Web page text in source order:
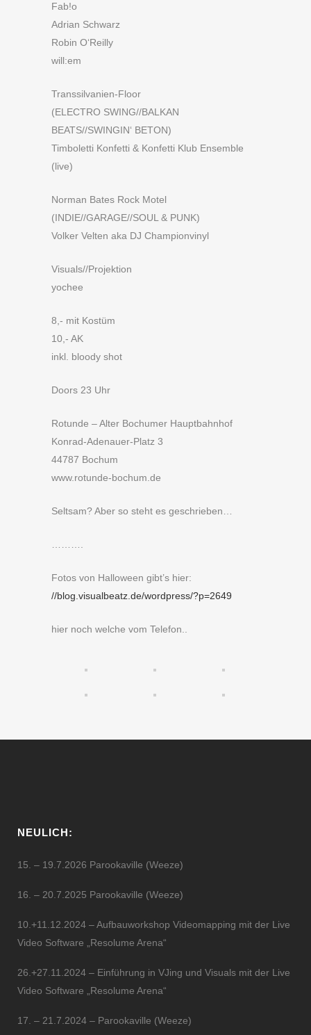
Fab!o
Adrian Schwarz
Robin O‘Reilly
will:em
Transsilvanien-Floor
(ELECTRO SWING//BALKAN
BEATS//SWINGIN‘ BETON)
Timboletti Konfetti & Konfetti Klub Ensemble
(live)
Norman Bates Rock Motel
(INDIE//GARAGE//SOUL & PUNK)
Volker Velten aka DJ Championvinyl
Visuals//Projektion
yochee
8,- mit Kostüm
10,- AK
inkl. bloody shot
Doors 23 Uhr
Rotunde – Alter Bochumer Hauptbahnhof
Konrad-Adenauer-Platz 3
44787 Bochum
www.rotunde-bochum.de
Seltsam? Aber so steht es geschrieben…
Fotos von Halloween gibt’s hier:
//blog.visualbeatz.de/wordpress/?p=2649
hier noch welche vom Telefon..
NEULICH:
15. – 19.7.2026 Parookaville (Weeze)
16. – 20.7.2025 Parookaville (Weeze)
10.+11.12.2024 – Aufbauworkshop Videomapping mit der Live
Video Software „Resolume Arena“
26.+27.11.2024 – Einführung in VJing und Visuals mit der Live
Video Software „Resolume Arena“
17. – 21.7.2024 – Parookaville (Weeze)